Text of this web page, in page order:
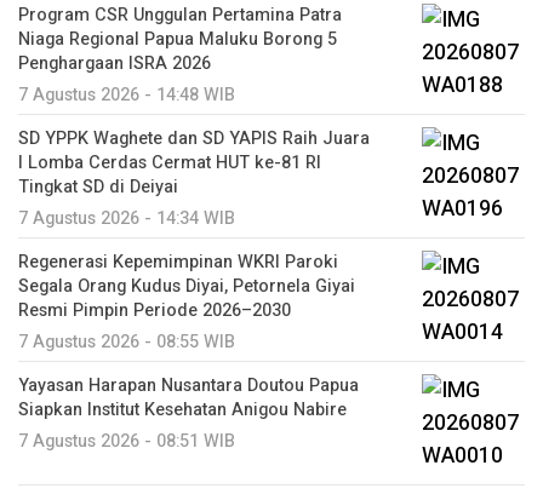
Program CSR Unggulan Pertamina Patra
Niaga Regional Papua Maluku Borong 5
Penghargaan ISRA 2026
7 Agustus 2026 - 14:48 WIB
SD YPPK Waghete dan SD YAPIS Raih Juara
I Lomba Cerdas Cermat HUT ke-81 RI
Tingkat SD di Deiyai
7 Agustus 2026 - 14:34 WIB
Regenerasi Kepemimpinan WKRI Paroki
Segala Orang Kudus Diyai, Petornela Giyai
Resmi Pimpin Periode 2026–2030
7 Agustus 2026 - 08:55 WIB
Yayasan Harapan Nusantara Doutou Papua
Siapkan Institut Kesehatan Anigou Nabire
7 Agustus 2026 - 08:51 WIB